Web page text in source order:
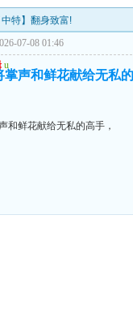
特】翻身致富!
07-08 01:46
u
掌声和鲜花献给无私
和鲜花献给无私的高手，